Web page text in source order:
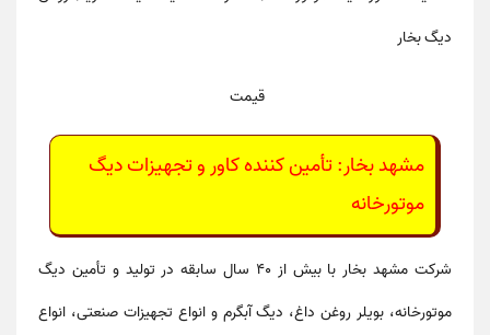
قیمت
مشهد بخار: تأمین کننده کاور و تجهیزات دیگ
موتورخانه
شرکت مشهد بخاربا بیش از ۴۰ سال سابقه در تولید و تأمین
دیگ
موتورخانه، بویلر روغن داغ، دیگ آبگرم و انواع تجهیزات صنعتی، انواع